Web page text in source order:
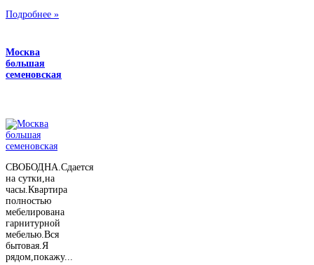
Подробнее »
Москва
большая
семеновская
СВОБОДНА.Сдается
на сутки,на
часы.Квартира
полностью
мебелирована
гарнитурной
мебелью.Вся
бытовая.Я
рядом,покажу...